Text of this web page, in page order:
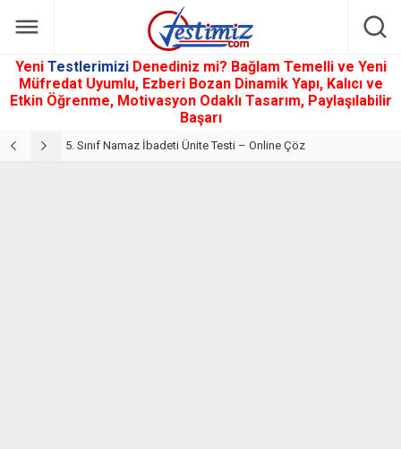
Yeni Testlerimizi Denediniz mi? Bağlam Temelli ve Yeni
Müfredat Uyumlu, Ezberi Bozan Dinamik Yapı, Kalıcı ve
Etkin Öğrenme, Motivasyon Odaklı Tasarım, Paylaşılabilir
Başarı
5. Sınıf Namaz İbadeti Ünite Testi – Online Çöz